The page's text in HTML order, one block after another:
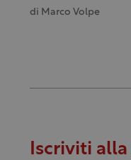
di Marco Volpe
Iscriviti